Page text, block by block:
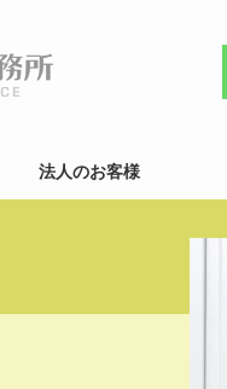
法人のお客様